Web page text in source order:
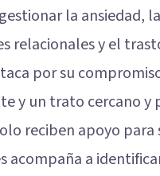
la ansiedad,
relacionales y el
por su
y un trato cercano y
reciben apoyo
acompaña a